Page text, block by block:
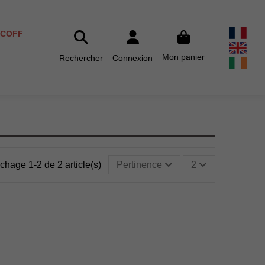
Rechercher Connexion Mon panier
1-2 de 2 article(s) Pertinence 2